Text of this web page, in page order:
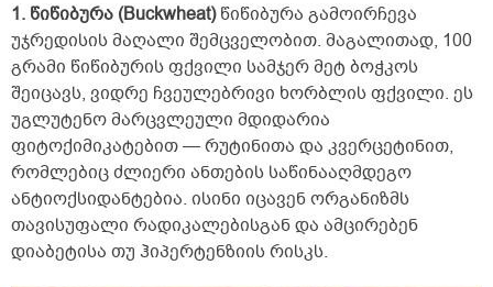
1. წიწიბურა (Buckwheat)წიწიბურა გამოირჩევა
უჯრედისის მაღალი შემცველობით. მაგალითად, 100
გრამი წიწიბურის ფქვილი სამჯერ მეტ ბოჭკოს
შეიცავს, ვიდრე ჩვეულებრივი ხორბლის ფქვილი. ეს
უგლუტენო მარცვლეული მდიდარია
ფიტოქიმიკატებით — რუტინითა და კვერცეტინით,
რომლებიც ძლიერი ანთების საწინააღმდეგო
ანტიოქსიდანტებია. ისინი იცავენ ორგანიზმს
თავისუფალი რადიკალებისგან და ამცირებენ
დიაბეტისა თუ ჰიპერტენზიის რისკს.